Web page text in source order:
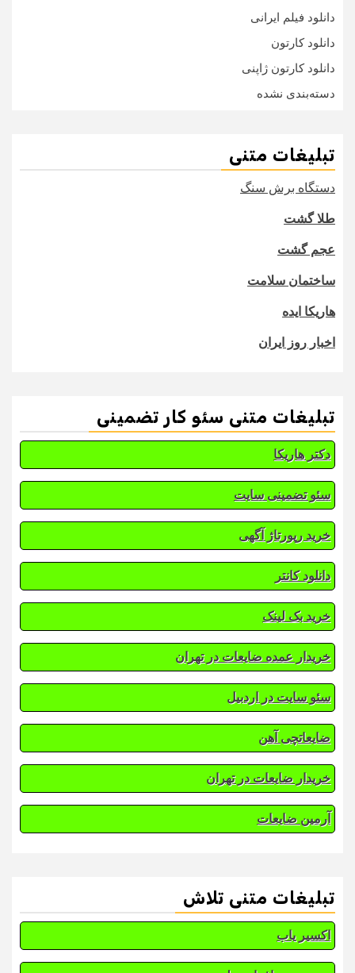
دانلود فیلم ایرانی
دانلود کارتون
دانلود کارتون ژاپنی
دسته‌بندی نشده
تبلیغات متنی
دستگاه برش سنگ
طلا گشت
عجم گشت
ساختمان سلامت
هاریکا ایده
اخبار روز ایران
تبلیغات متنی سئو کار تضمینی
دکتر هاریکا
سئو تضمینی سایت
خرید رپورتاژ آگهی
دانلود کانتر
خرید بک لینک
خریدار عمده ضایعات در تهران
سئو سایت در اردبیل
ضایعاتچی آهن
خریدار ضایعات در تهران
آرمین ضایعات
تبلیغات متنی تلاش
اکسیر یاب